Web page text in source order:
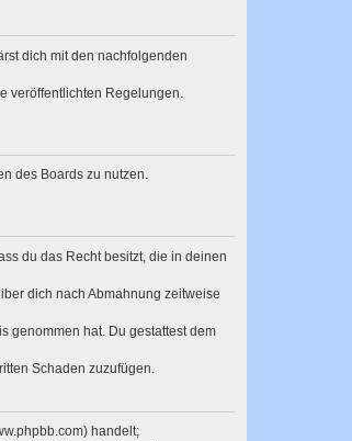
dich mit den nachfolgenden
veröffentlichten Regelungen.
des Boards zu nutzen.
du das Recht besitzt, die in deinen
dich nach Abmahnung zeitweise
genommen hat. Du gestattest dem
Schaden zuzufügen.
handelt;